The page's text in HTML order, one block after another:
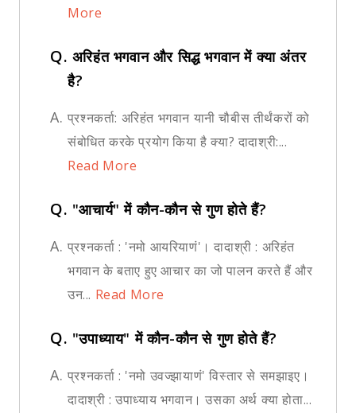
More
Q. अरिहंत भगवान और सिद्ध भगवान में क्या अंतर
है?
A. प्रश्नकर्ता: अरिहंत भगवान यानी चौबीस तीर्थंकरों को
संबोधित करके प्रयोग किया है क्या? दादाश्री:...
Read More
Q. "आचार्य" में कौन-कौन से गुण होते हैं?
A. प्रश्नकर्ता : 'नमो आयरियाणं'। दादाश्री : अरिहंत
भगवान के बताए हुए आचार का जो पालन करते हैं और
उन... Read More
Q. "उपाध्याय" में कौन-कौन से गुण होते हैं?
A. प्रश्नकर्ता : 'नमो उवज्झायाणं' विस्तार से समझाइए।
दादाश्री : उपाध्याय भगवान। उसका अर्थ क्या होता...